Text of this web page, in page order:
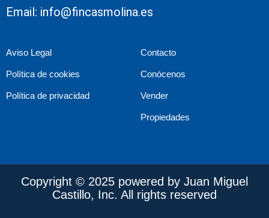
Email: info@fincasmolina.es
Aviso Legal
Política de cookies
Política de privacidad
Contacto
Conócenos
Vender
Propiedades
Copyright © 2025 powered by Juan Miguel
Castillo, Inc. All rights reserved